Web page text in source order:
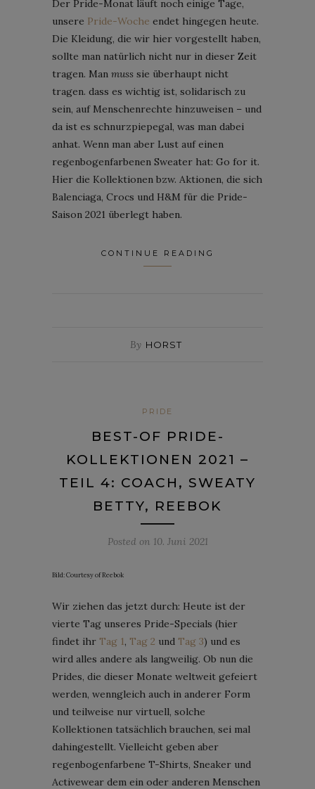
Der Pride-Monat läuft noch einige Tage,
unsere Pride-Woche endet hingegen heute.
Die Kleidung, die wir hier vorgestellt haben,
sollte man natürlich nicht nur in dieser Zeit
tragen. Man muss sie überhaupt nicht
tragen. dass es wichtig ist, solidarisch zu
sein, auf Menschenrechte hinzuweisen – und
da ist es schnurzpiepegal, was man dabei
anhat. Wenn man aber Lust auf einen
regenbogenfarbenen Sweater hat: Go for it.
Hier die Kollektionen bzw. Aktionen, die sich
Balenciaga, Crocs und H&M für die Pride-
Saison 2021 überlegt haben.
CONTINUE READING
By HORST
PRIDE
BEST-OF PRIDE-
KOLLEKTIONEN 2021 –
TEIL 4: COACH, SWEATY
BETTY, REEBOK
Posted on 10. Juni 2021
Bild: Courtesy of Reebok
Wir ziehen das jetzt durch: Heute ist der
vierte Tag unseres Pride-Specials (hier
findet ihr Tag 1, Tag 2 und Tag 3) und es
wird alles andere als langweilig. Ob nun die
Prides, die dieser Monate weltweit gefeiert
werden, wenngleich auch in anderer Form
und teilweise nur virtuell, solche
Kollektionen tatsächlich brauchen, sei mal
dahingestellt. Vielleicht geben aber
regenbogenfarbene T-Shirts, Sneaker und
Activewear dem ein oder anderen Menschen